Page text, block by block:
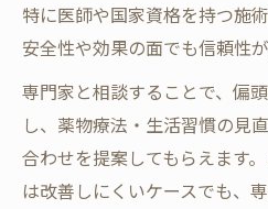
特に医師や国家資格を持つ施
安全性や効果の面でも信頼性が
専門家と相談することで、偏
し、薬物療法・生活習慣の見
合わせを提案してもらえます
は改善しにくいケースでも、